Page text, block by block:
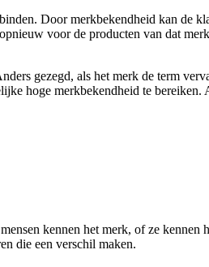
Door merkbekendheid kan de
voor de producten van dat
gezegd, als het merk de term
hoge merkbekendheid te
kennen het merk, of ze
die een verschil maken.